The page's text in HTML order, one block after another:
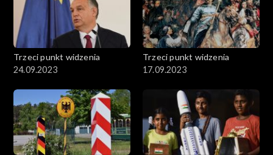
Trzeci punkt widzenia
24.09.2023
Trzeci punkt widzenia
17.09.2023